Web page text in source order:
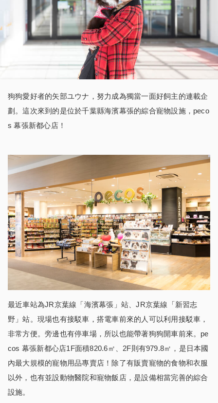
狗狗愛好者的矢部ユウナ，努力成為獨當一面好飼主的連載企
劃。這次來到的是位於千葉縣海濱幕張的綜合寵物設施，peco
s 幕張新都心店！
最近車站為JR京葉線「海濱幕張」站、JR京葉線「新習志
野」站。現場也有接駁車，搭電車前來的人可以利用接駁車，
非常方便。旁邊也有停車場，所以也能帶著狗狗開車前來。pe
cos 幕張新都心店1F面積820.6㎡、2F則有979.8㎡，是日本國
內最大規模的寵物用品專賣店！除了有販賣寵物的食物和衣服
以外，也有並設動物醫院和寵物飯店，是設備相當完善的綜合
設施。